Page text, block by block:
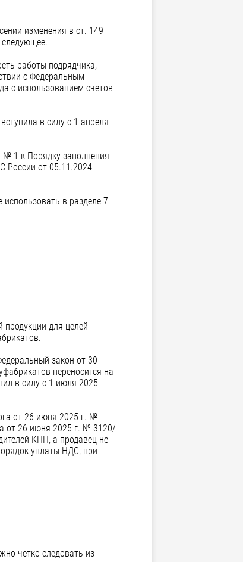
изменения в ст. 149
работы подрядчика,
с Федеральным
с использованием счетов
в силу с 1 апреля
1 к Порядку заполнения
России от 05.11.2024
в разделе 7
для целей
закон от 30
переносится на
в силу с 1 июля 2025
от 26 июня 2025 г. №
от 26 июня 2025 г. № 3120/
КПП, а продавец не
уплаты НДС, при
четко следовать из